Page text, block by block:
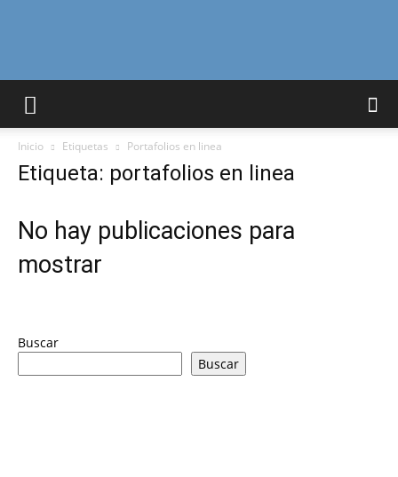
Curiosidades
del
Inicio Etiquetas Portafolios en linea
Etiqueta: portafolios en linea
No hay publicaciones para
mostrar
Buscar
Buscar